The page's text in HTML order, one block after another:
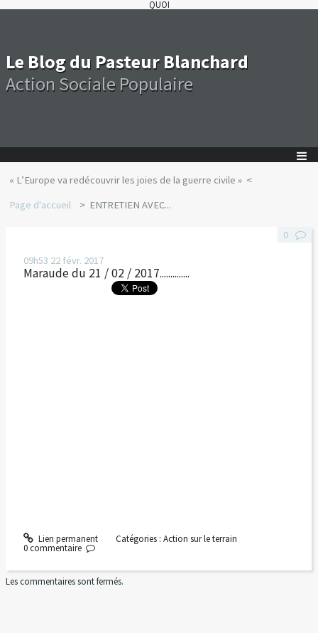
QUOI
Le Blog du Pasteur Blanchard
Action Sociale Populaire
« L’Europe va redécouvrir les joies de la guerre civile »
Page d'accueil
ENTRETIEN AVEC...
09h53 22 févr. 2017
Maraude du 21 / 02 / 2017..............
Lien permanent Catégories : Action sur le terrain
0
0 commentaire
Les commentaires sont fermés.